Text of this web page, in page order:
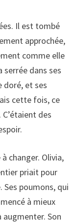
Il est tombé
approchée,
comme elle
serrée dans ses
doré, et ses
cette fois, ce
des
changer. Olivia,
priait pour
poumons, qui
à mieux
Son